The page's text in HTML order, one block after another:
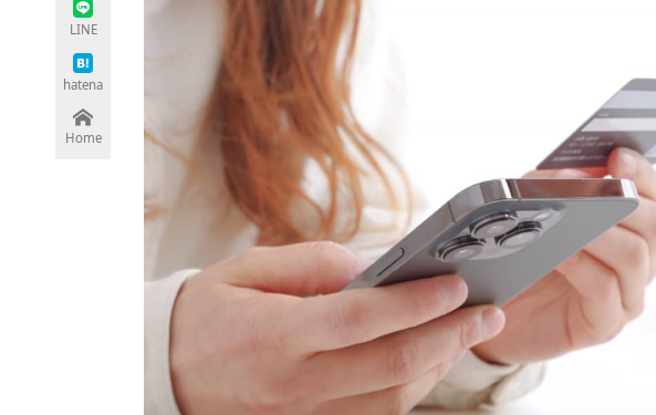
LINE
hatena
Home